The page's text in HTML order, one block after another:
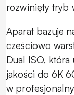
rozwinięty tryb
Aparat bazuje
cześciowo
Dual ISO,
jakości do 6K
w